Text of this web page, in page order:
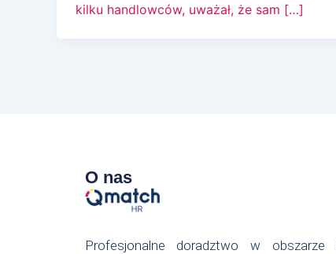
kilku handlowców, uważał, że sam […]
O nas
Profesjonalne doradztwo w obszarze